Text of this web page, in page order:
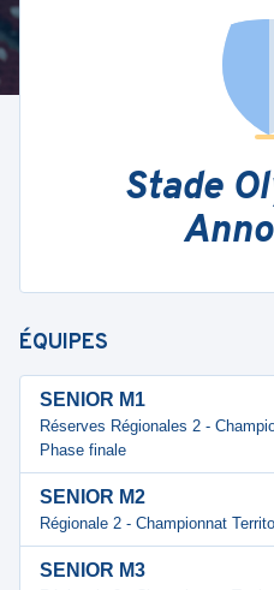
Stade
ÉQUIPES
SENIOR M1
Réserves Régionales 2 -
Phase finale
SENIOR M2
Régionale 2 - Championnat
SENIOR M3